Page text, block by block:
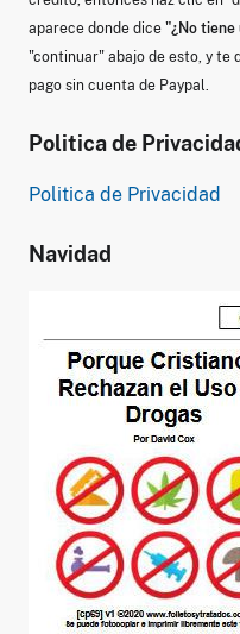
aparece donde dice "¿No tiene
"continuar" abajo de esto, y te
pago sin cuenta de Paypal.
Politica de
Politica de Privacidad
Navidad